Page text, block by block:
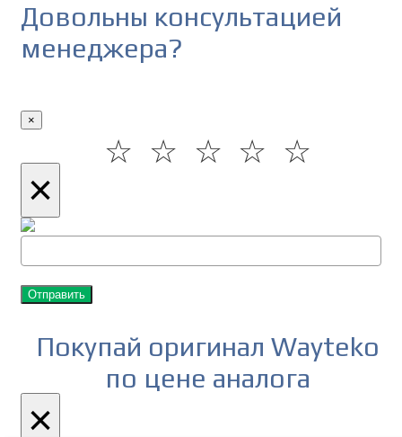
Довольны консультацией
менеджера?
×
☆
☆
☆
☆
☆
×
Отправить
Покупай оригинал Wayteko
по цене аналога
×